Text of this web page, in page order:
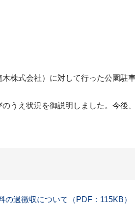
株式会社）に対して行った公園駐
うえ状況を御説明しました。今後
の過徴収について（PDF：115KB）